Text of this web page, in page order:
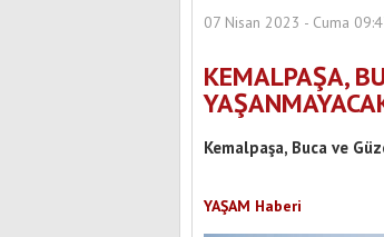
07 Nisan 2023 - Cuma
KEMALPAŞA,
Kemalpaşa, Buca ve
YAŞAM Haberi